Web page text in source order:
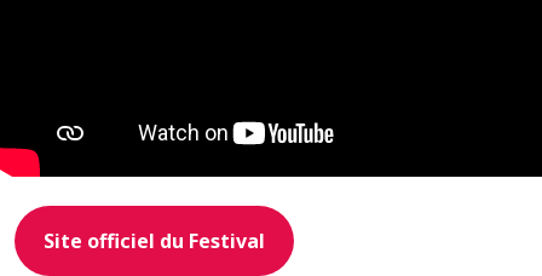
Site officiel du Festival